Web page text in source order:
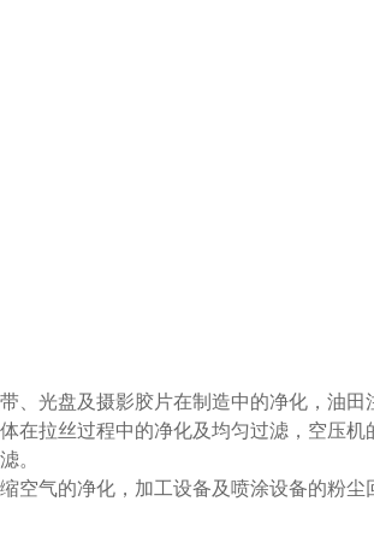
、光盘及摄影胶片在制造中的净化，油
拉丝过程中的净化及均匀过滤，空压
。
空气的净化，加工设备及喷涂设备的粉尘